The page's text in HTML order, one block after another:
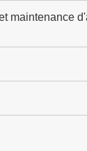
maintenance